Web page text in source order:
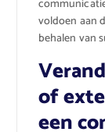
voldoen aan
behalen van
of
een